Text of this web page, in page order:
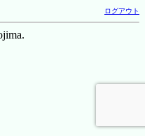
ログアウト